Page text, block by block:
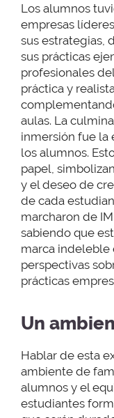
Los alumnos
empresas
sus estrategias,
sus prácticas
profesionales
práctica y
aulas. La
inmersión fue la
los alumnos.
papel,
y el deseo de
de cada
marcharon de
sabiendo que
marca indeleble
perspectivas
prácticas
Un
Hablar de esta
ambiente de
alumnos y el
estudiantes